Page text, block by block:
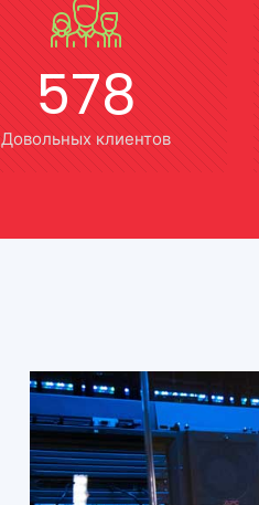
578
Довольных клиентов